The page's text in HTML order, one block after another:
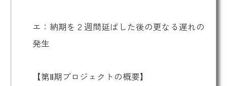
エ：納期を２週間延ばした後の更なる遅れの
発生
【第Ⅱ期プロジェクトの概要】